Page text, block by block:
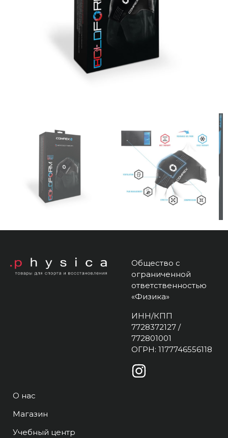
Общество с
ограниченной
ответственностью
«Физика»
ИНН/КПП
7728372127 /
772801001
ОГРН: 1177746556118
О нас
Магазин
Учебный центр